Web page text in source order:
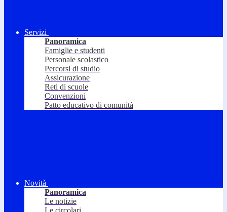
Servizi
Panoramica
Famiglie e studenti
Personale scolastico
Percorsi di studio
Assicurazione
Reti di scuole
Convenzioni
Patto educativo di comunità
Novità
Panoramica
Le notizie